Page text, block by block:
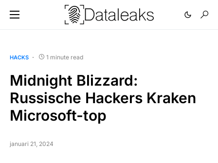
HACKS 1 minute read
Midnight Blizzard:
Russische Hackers Kraken
Microsoft-top
januari 21, 2024